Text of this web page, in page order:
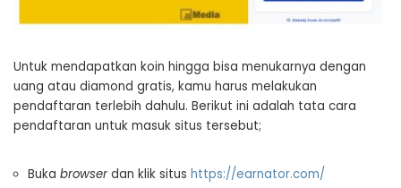
Untuk mendapatkan koin hingga bisa menukarnya dengan
uang atau diamond gratis, kamu harus melakukan
pendaftaran terlebih dahulu. Berikut ini adalah tata cara
pendaftaran untuk masuk situs tersebut;
Buka browser dan klik situs https://earnator.com/